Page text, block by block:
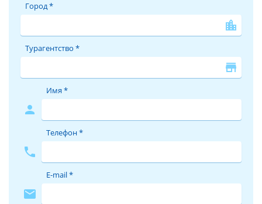
Город *
location_city
Турагентство *
store
person
Имя *
phone
Телефон *
mail
E-mail *